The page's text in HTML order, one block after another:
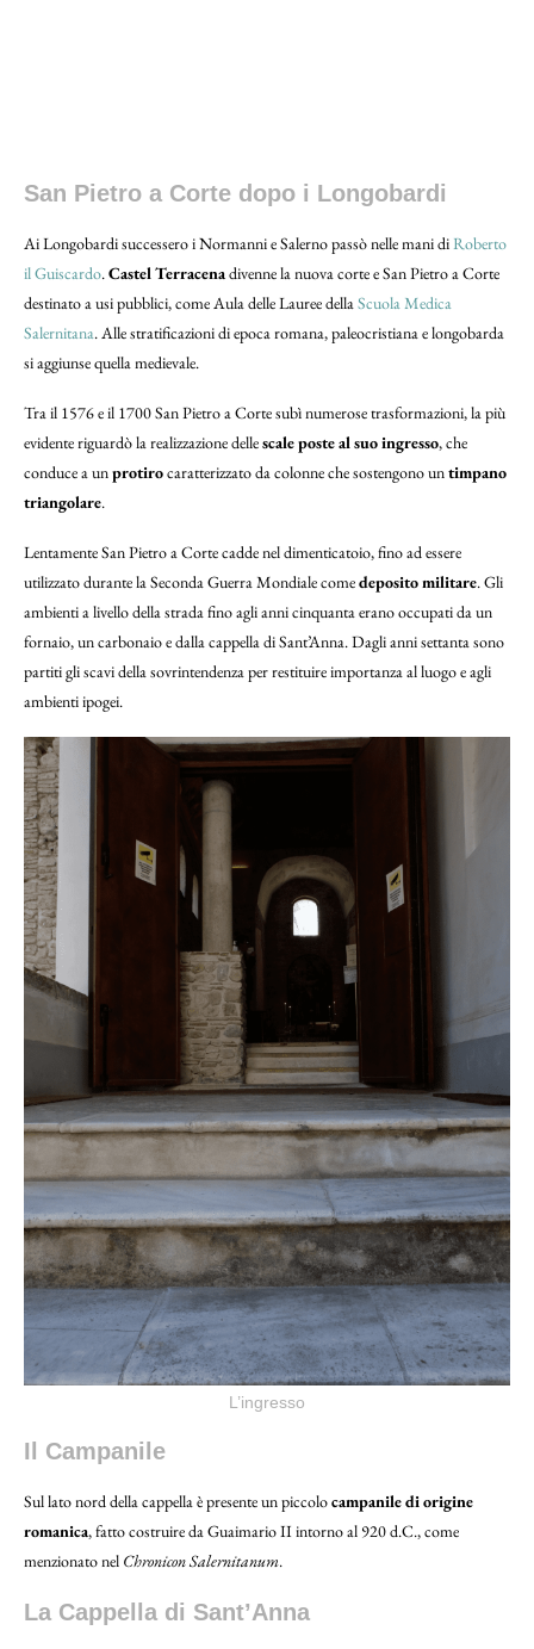
San Pietro a Corte dopo i Longobardi
Ai Longobardi successero i Normanni e Salerno passò nelle mani diRoberto
il Guiscardo.Castel Terracenadivenne la nuova corte e San Pietro a Corte
destinato a usi pubblici, come Aula delle Lauree dellaScuola Medica
Salernitana. Alle stratificazioni di epoca romana, paleocristiana e longobarda
si aggiunse quella medievale.
Tra il 1576 e il 1700 San Pietro a Corte subì numerose trasformazioni, la più
evidente riguardò la realizzazione dellescale poste al suo ingresso, che
conduce a unprotirocaratterizzato da colonne che sostengono untimpano
triangolare.
Lentamente San Pietro a Corte cadde nel dimenticatoio, fino ad essere
utilizzato durante la Seconda Guerra Mondiale comedeposito militare. Gli
ambienti a livello della strada fino agli anni cinquanta erano occupati da un
fornaio, un carbonaio e dalla cappella di Sant’Anna. Dagli anni settanta sono
partiti gli scavi della sovrintendenza per restituire importanza al luogo e agli
ambienti ipogei.
L’ingresso
Il Campanile
Sul lato nord della cappella è presente un piccolocampanile di origine
romanica, fatto costruire da Guaimario II intorno al 920 d.C., come
menzionato nel Chronicon Salernitanum.
La Cappella di Sant’Anna